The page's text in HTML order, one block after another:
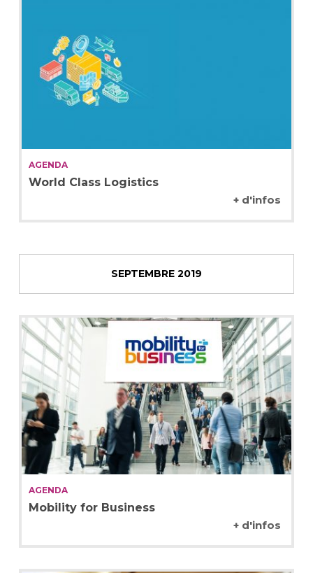
AGENDA
World Class Logistics
+ d'infos
SEPTEMBRE 2019
AGENDA
Mobility for Business
+ d'infos